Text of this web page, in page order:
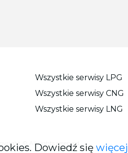
Wszystkie serwisy LPG
Wszystkie serwisy CNG
Wszystkie serwisy LNG
© All rights reserved
Dowiedź się więcej